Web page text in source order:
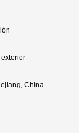
China